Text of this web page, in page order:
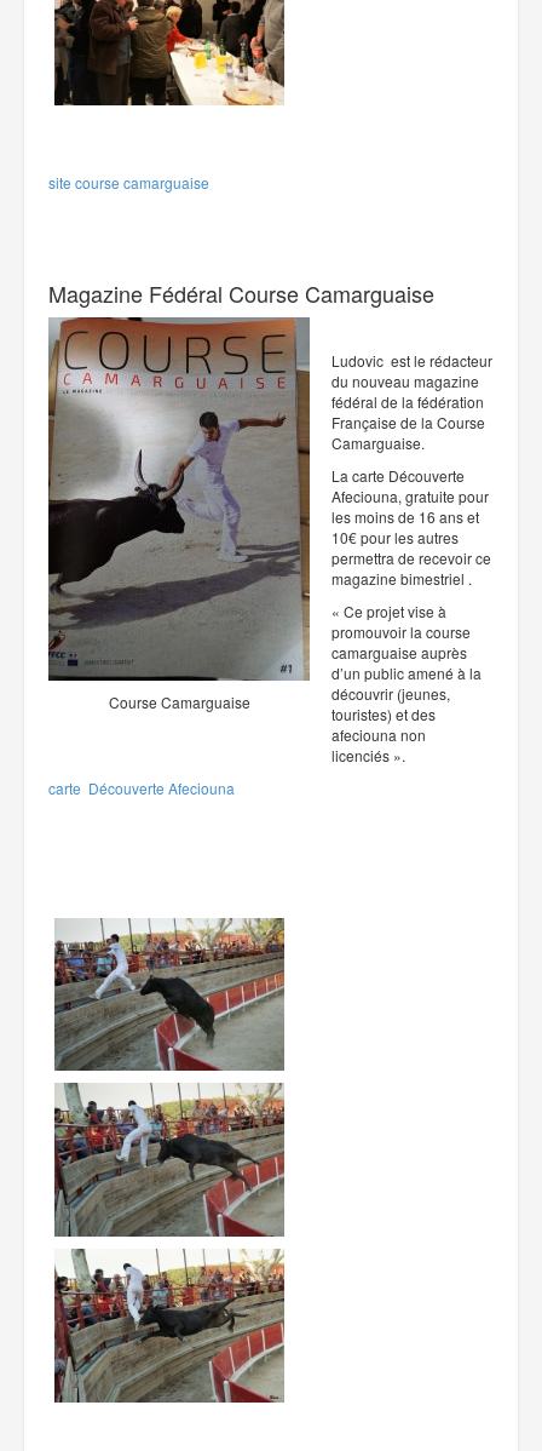
site course camarguaise
Magazine Fédéral Course Camarguaise
Course Camarguaise
Ludovic est le rédacteur
du nouveau magazine
fédéral de la fédération
Française de la Course
Camarguaise.
La carte Découverte
Afeciouna, gratuite pour
les moins de 16 ans et
10€ pour les autres
permettra de recevoir ce
magazine bimestriel .
« Ce projet vise à
promouvoir la course
camarguaise auprès
d’un public amené à la
découvrir (jeunes,
touristes) et des
afeciouna non
licenciés ».
carte Découverte Afeciouna